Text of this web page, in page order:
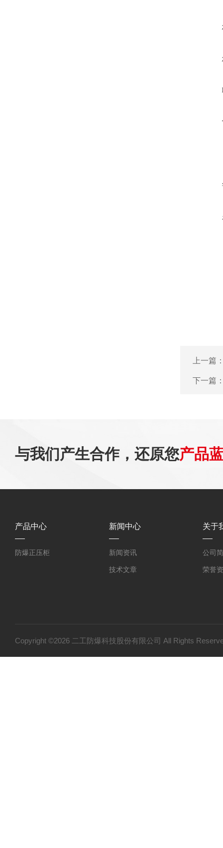
上一篇
下一篇
与我们产生合作，还原您产品
产品中心
防爆正压柜
新闻中心
新闻资讯
技术文章
关于
公司
荣誉
Copyright ©2026 二工防爆科技股份有限公司 All Rights